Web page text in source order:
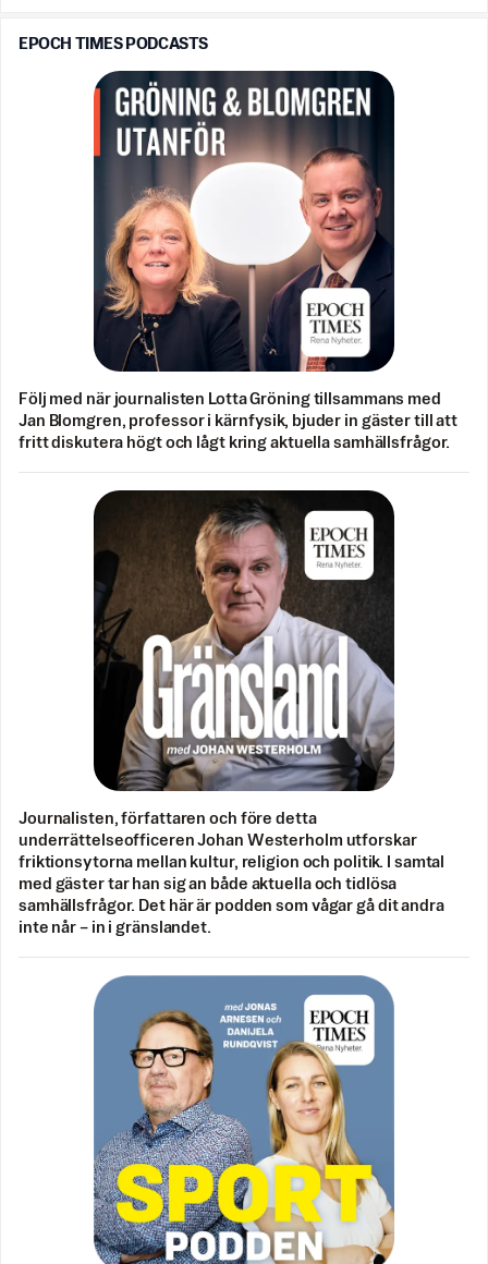
EPOCH TIMES PODCASTS
Följ med när journalisten Lotta Gröning tillsammans med
Jan Blomgren, professor i kärnfysik, bjuder in gäster till att
fritt diskutera högt och lågt kring aktuella samhällsfrågor.
Journalisten, författaren och före detta
underrättelseofficeren Johan Westerholm utforskar
friktionsytorna mellan kultur, religion och politik. I samtal
med gäster tar han sig an både aktuella och tidlösa
samhällsfrågor. Det här är podden som vågar gå dit andra
inte når – in i gränslandet.